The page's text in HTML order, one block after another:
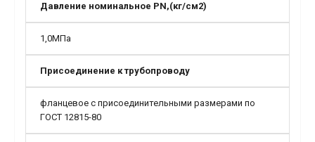
Давление номинальное PN,(кг/см2)
1,0МПа
Присоединение к трубопроводу
фланцевое с присоединительными размерами по
ГОСТ 12815-80